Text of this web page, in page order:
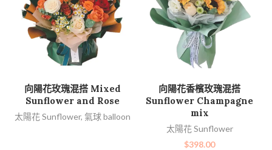
查看內容
向陽花玫瑰混搭 Mixed
Sunflower and Rose
太陽花 Sunflower, 氣球 balloon
加入購物車
向陽花香檳玫瑰混搭
Sunflower Champagne
mix
太陽花 Sunflower
$398.00